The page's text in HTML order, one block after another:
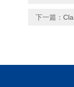
下一篇：